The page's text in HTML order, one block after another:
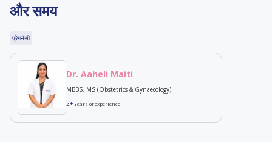
और समय
प्रेगनेंसी
Dr. Aaheli Maiti
MBBS, MS (Obstetrics & Gynaecology)
2+Years of experience